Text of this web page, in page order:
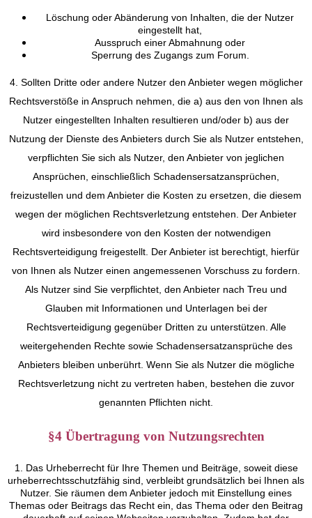
Löschung oder Abänderung von Inhalten, die der Nutzer
eingestellt hat,
Ausspruch einer Abmahnung oder
Sperrung des Zugangs zum Forum.
4. Sollten Dritte oder andere Nutzer den Anbieter wegen möglicher
Rechtsverstöße in Anspruch nehmen, die a) aus den von Ihnen als
Nutzer eingestellten Inhalten resultieren und/oder b) aus der
Nutzung der Dienste des Anbieters durch Sie als Nutzer entstehen,
verpflichten Sie sich als Nutzer, den Anbieter von jeglichen
Ansprüchen, einschließlich Schadensersatzansprüchen,
freizustellen und dem Anbieter die Kosten zu ersetzen, die diesem
wegen der möglichen Rechtsverletzung entstehen. Der Anbieter
wird insbesondere von den Kosten der notwendigen
Rechtsverteidigung freigestellt. Der Anbieter ist berechtigt, hierfür
von Ihnen als Nutzer einen angemessenen Vorschuss zu fordern.
Als Nutzer sind Sie verpflichtet, den Anbieter nach Treu und
Glauben mit Informationen und Unterlagen bei der
Rechtsverteidigung gegenüber Dritten zu unterstützen. Alle
weitergehenden Rechte sowie Schadensersatzansprüche des
Anbieters bleiben unberührt. Wenn Sie als Nutzer die mögliche
Rechtsverletzung nicht zu vertreten haben, bestehen die zuvor
genannten Pflichten nicht.
§4 Übertragung von Nutzungsrechten
1. Das Urheberrecht für Ihre Themen und Beiträge, soweit diese
urheberrechtsschutzfähig sind, verbleibt grundsätzlich bei Ihnen als
Nutzer. Sie räumen dem Anbieter jedoch mit Einstellung eines
Themas oder Beitrags das Recht ein, das Thema oder den Beitrag